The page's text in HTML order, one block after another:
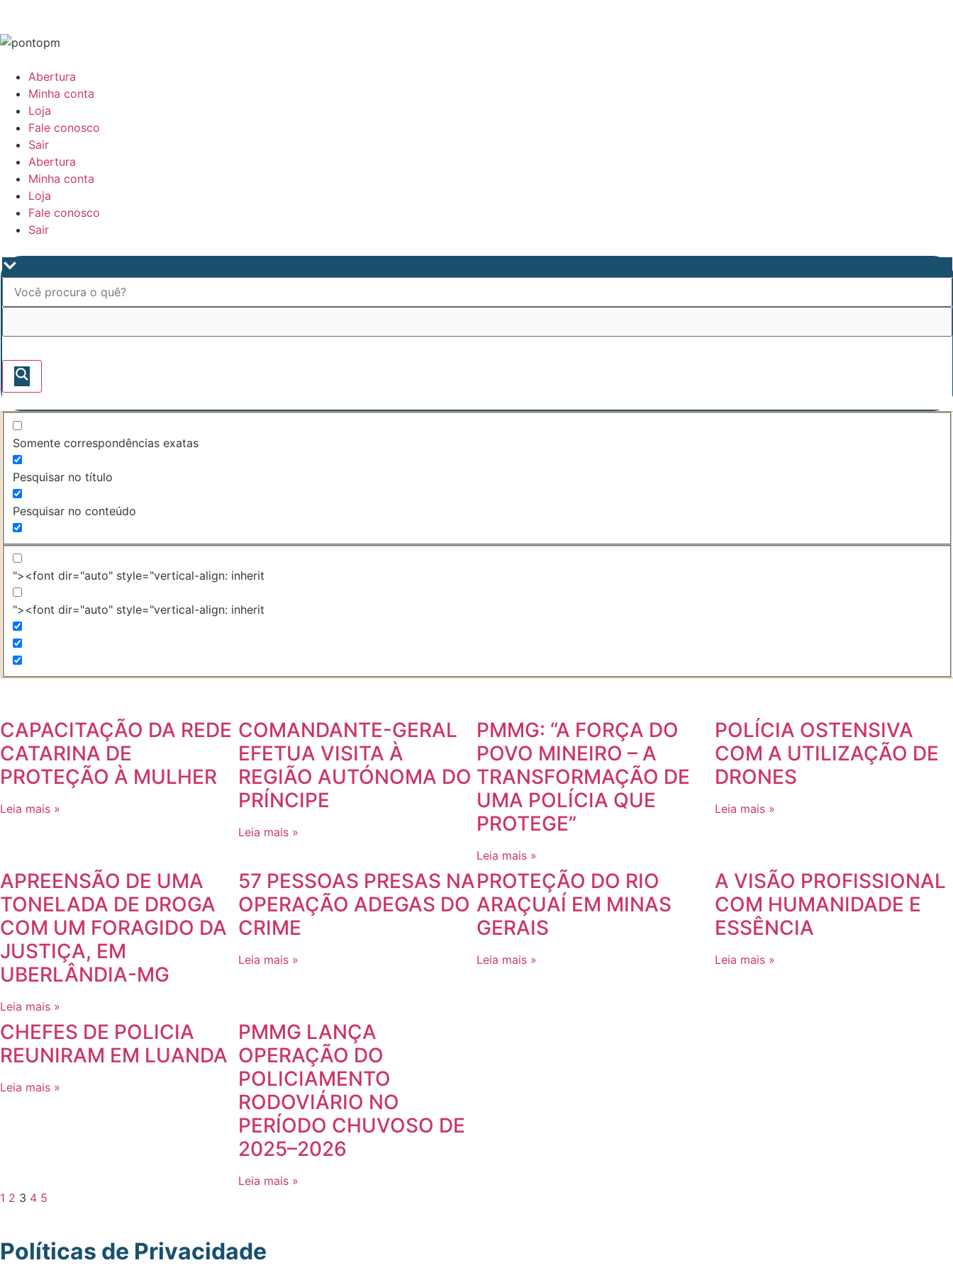
Abertura
Minha conta
Loja
Fale conosco
Sair
Abertura
Minha conta
Loja
Fale conosco
Sair
Somente correspondências exatas
Pesquisar no título
Pesquisar no conteúdo
"><font dir="auto" style="vertical-align: inherit
"><font dir="auto" style="vertical-align: inherit
CAPACITAÇÃO DA REDE
CATARINA DE
PROTEÇÃO À MULHER
Leia mais »
COMANDANTE-GERAL
EFETUA VISITA À
REGIÃO AUTÓNOMA DO
PRÍNCIPE
Leia mais »
PMMG: “A FORÇA DO
POVO MINEIRO – A
TRANSFORMAÇÃO DE
UMA POLÍCIA QUE
PROTEGE”
Leia mais »
POLÍCIA OSTENSIVA
COM A UTILIZAÇÃO DE
DRONES
Leia mais »
APREENSÃO DE UMA
TONELADA DE DROGA
COM UM FORAGIDO DA
JUSTIÇA, EM
UBERLÂNDIA-MG
Leia mais »
57 PESSOAS PRESAS NA
OPERAÇÃO ADEGAS DO
CRIME
Leia mais »
PROTEÇÃO DO RIO
ARAÇUAÍ EM MINAS
GERAIS
Leia mais »
A VISÃO PROFISSIONAL
COM HUMANIDADE E
ESSÊNCIA
Leia mais »
CHEFES DE POLICIA
REUNIRAM EM LUANDA
Leia mais »
PMMG LANÇA
OPERAÇÃO DO
POLICIAMENTO
RODOVIÁRIO NO
PERÍODO CHUVOSO DE
2025–2026
Leia mais »
1 2 3 4 5
Políticas de Privacidade